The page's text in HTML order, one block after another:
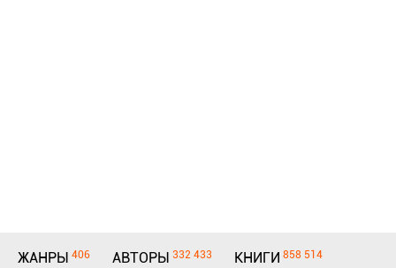
ЖАНРЫ 406 АВТОРЫ 332 433 КНИГИ 858 514